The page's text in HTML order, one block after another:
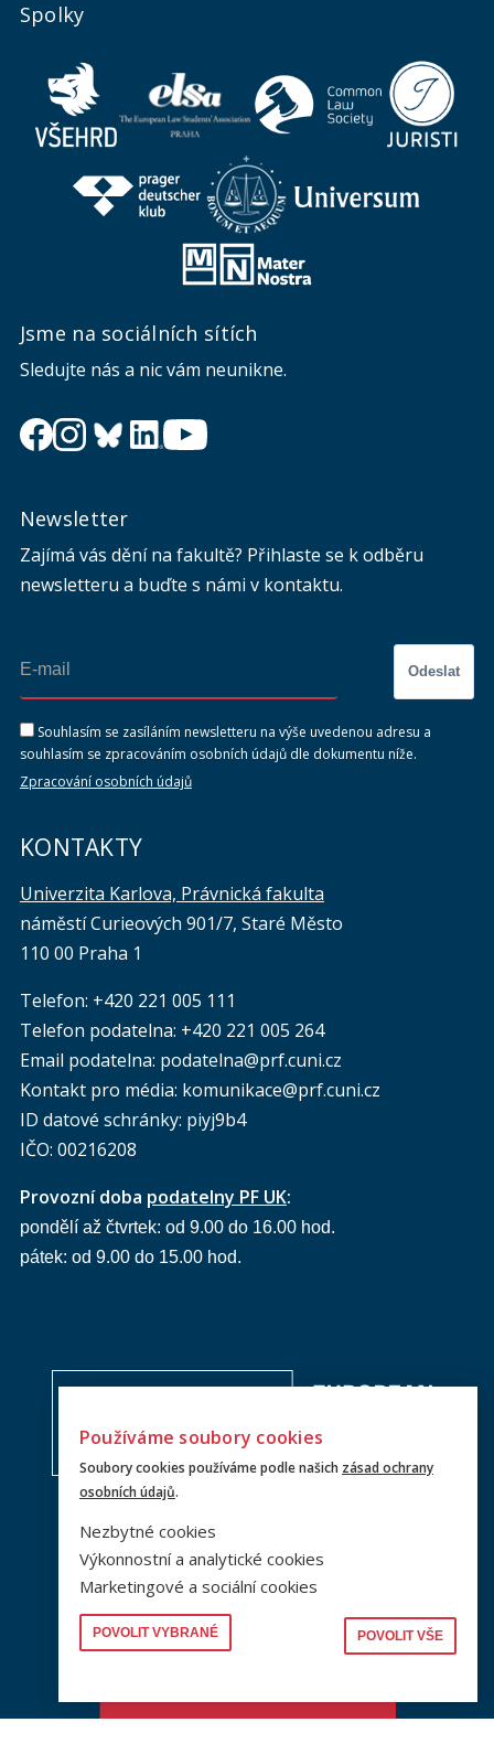
Spolky
Jsme na sociálních sítích
Sledujte nás a nic vám neunikne.
Newsletter
Zajímá vás dění na fakultě? Přihlaste se k odběru
newsletteru a buďte s námi v kontaktu.
Odeslat
Souhlasím se zasíláním newsletteru na výše uvedenou adresu a
souhlasím se zpracováním osobních údajů dle dokumentu níže.
Zpracování osobních údajů
KONTAKTY
Univerzita Karlova, Právnická fakulta
náměstí Curieových 901/7, Staré Město
110 00 Praha 1
Telefon: +420 221 005 111
Telefon podatelna: +420 221 005 264
Email podatelna: podatelna@prf.cuni.cz
Kontakt pro média: komunikace@prf.cuni.cz
ID datové schránky: piyj9b4
IČO: 00216208
Provozní doba podatelny PF UK:
pondělí až čtvrtek: od 9.00 do 16.00 hod.
pátek: od 9.00 do 15.00 hod.
Používáme soubory cookies
Soubory cookies používáme podle našich zásad ochrany
osobních údajů.
Nezbytné cookies
Výkonnostní a analytické cookies
Marketingové a sociální cookies
POVOLIT VYBRANÉ POVOLIT VŠE